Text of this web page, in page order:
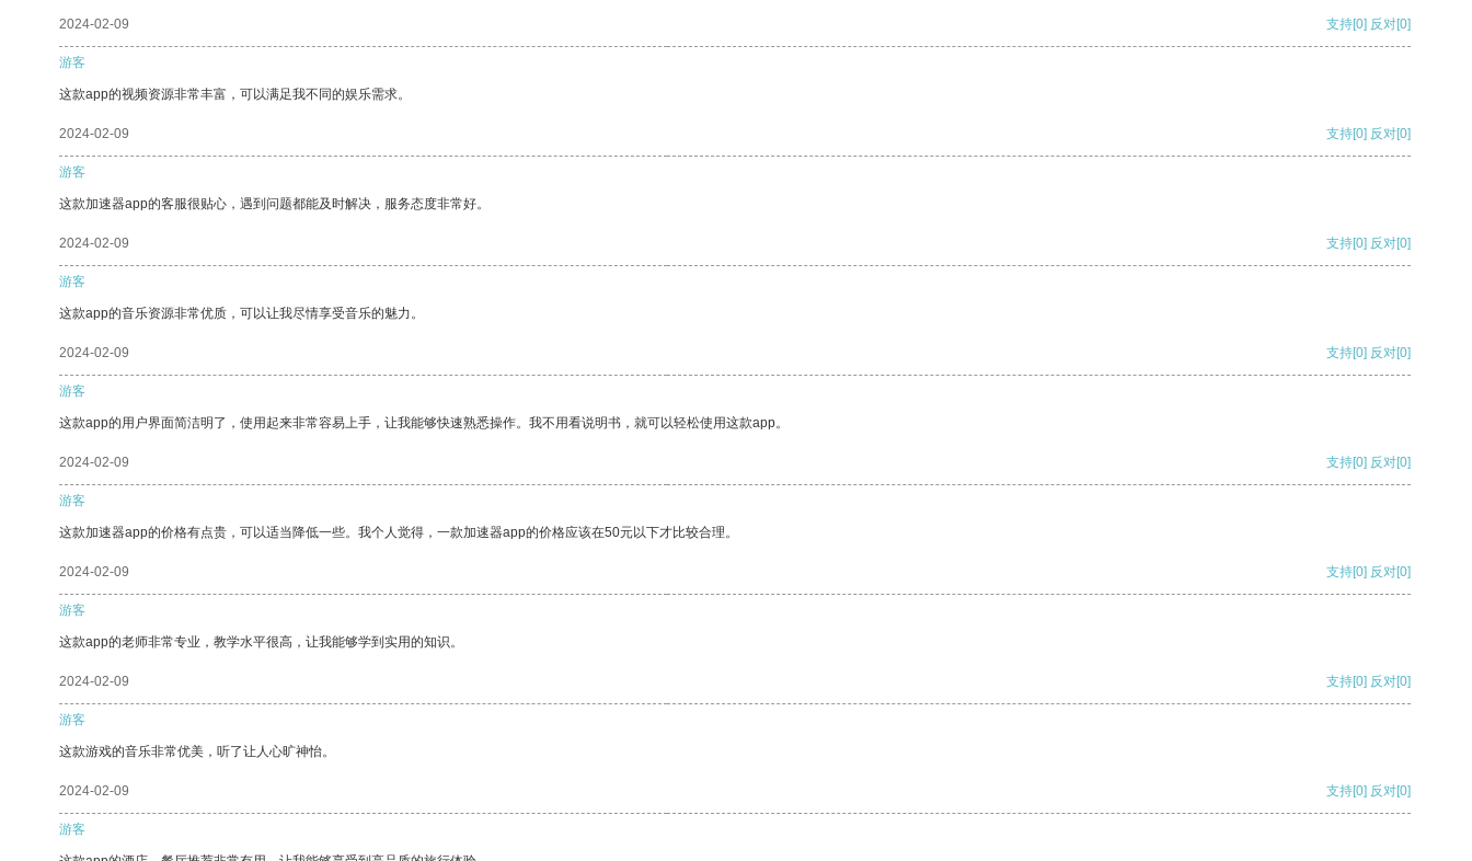
2024-02-09 支持[0] 反对[0]
游客
这款app的视频资源非常丰富，可以满足我不同的娱乐需求。
2024-02-09 支持[0] 反对[0]
游客
这款加速器app的客服很贴心，遇到问题都能及时解决，服务态度非常好。
2024-02-09 支持[0] 反对[0]
游客
这款app的音乐资源非常优质，可以让我尽情享受音乐的魅力。
2024-02-09 支持[0] 反对[0]
游客
这款app的用户界面简洁明了，使用起来非常容易上手，让我能够快速熟悉操作。我不用看说明书，就可以轻松使用这款app。
2024-02-09 支持[0] 反对[0]
游客
这款加速器app的价格有点贵，可以适当降低一些。我个人觉得，一款加速器app的价格应该在50元以下才比较合理。
2024-02-09 支持[0] 反对[0]
游客
这款app的老师非常专业，教学水平很高，让我能够学到实用的知识。
2024-02-09 支持[0] 反对[0]
游客
这款游戏的音乐非常优美，听了让人心旷神怡。
2024-02-09 支持[0] 反对[0]
游客